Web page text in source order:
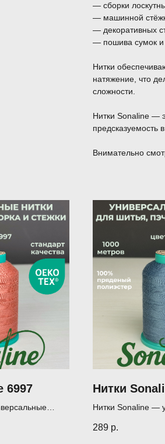
— сборки
— машинной
— декоративных
— пошива сумок и
Нитки
натяжение, что
сложности.
Нитки Sonaline —
предсказуемость
Внимательно
6997 Нитки
Нитки Sonaline —
(1000 м)
289 р.